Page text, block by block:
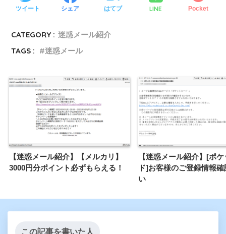
ツイート シェア はてブ LINE Pocket
CATEGORY : 迷惑メール紹介
TAGS :
迷惑メール
【迷惑メール紹介】【メルカリ】
3000円分ポイント必ずもらえる！
【迷惑メール紹介】[ポ
ド]お客様のご登録情報
い
この記事を書いた人